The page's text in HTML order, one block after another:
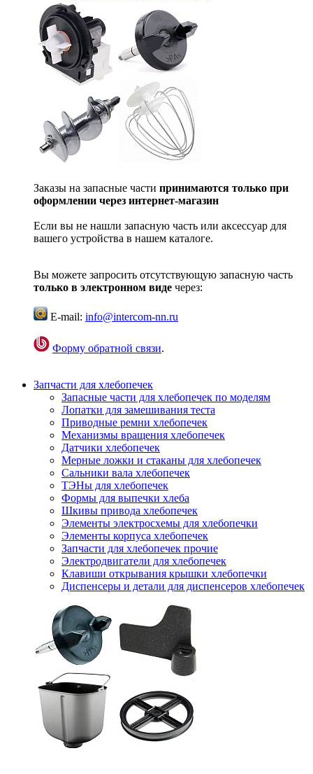
Заказы на запасные части принимаются только при
оформлении через интернет-магазин
Если вы не нашли запасную часть или аксессуар для
вашего устройства в нашем каталоге.
Вы можете запросить отсутствующую запасную часть
только в электронном виде через:
E-mail: info@intercom-nn.ru
Форму обратной связи.
Запчасти для хлебопечек
Запасные части для хлебопечек по моделям
Лопатки для замешивания теста
Приводные ремни хлебопечек
Механизмы вращения хлебопечек
Датчики хлебопечек
Мерные ложки и стаканы для хлебопечек
Сальники вала хлебопечек
ТЭНы для хлебопечек
Формы для выпечки хлеба
Шкивы привода хлебопечек
Элементы электросхемы для хлебопечки
Элементы корпуса хлебопечек
Запчасти для хлебопечек прочие
Электродвигатели для хлебопечек
Клавиши открывания крышки хлебопечки
Диспенсеры и детали для диспенсеров хлебопечек